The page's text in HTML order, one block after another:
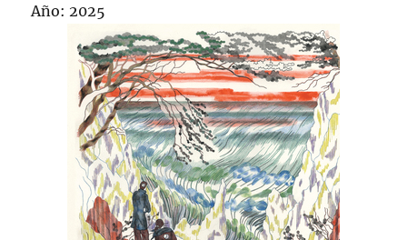
Año: 2025